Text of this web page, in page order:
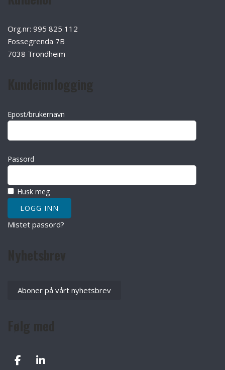
Org.nr: 995 825 112
Fossegrenda 7B
7038 Trondheim
Epost/brukernavn
Passord
Husk meg
Mistet passord?
Aboner på vårt nyhetsbrev